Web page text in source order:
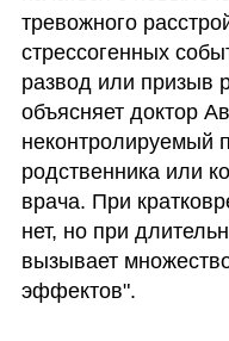
тревожного
стрессогенных
развод или призыв
объясняет доктор
неконтролируемый
родственника или
врача. При
нет, но при
вызывает
эффектов".